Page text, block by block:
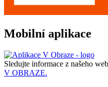
Mobilní aplikace
Sledujte informace z našeho
V OBRAZE.